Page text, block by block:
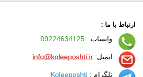
ارتباط با ما :
واتساپ : 09224634125
ایمیل: info@koleeposhti.ir
تلگرام : Koleeposhti